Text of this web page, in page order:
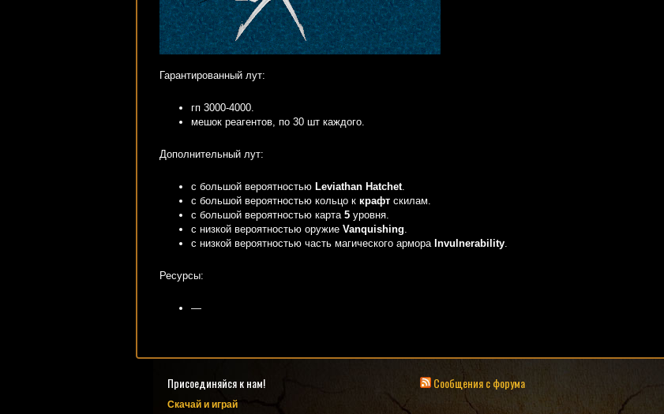
Гарантированный лут:
гп 3000-4000.
мешок реагентов, по 30 шт каждого.
Дополнительный лут:
с большой вероятностью Leviathan Hatchet.
c большой вероятностью кольцо к крафт скилам.
c большой вероятностью карта 5 уровня.
с низкой вероятностью оружие Vanquishing.
с низкой вероятностью часть магического армора Invulnerability.
Ресурсы:
—
Присоединяйся к нам!
Скачай и играй
Сообщения с форума